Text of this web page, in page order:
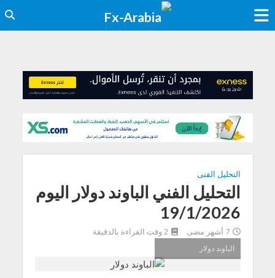
التحليل الفنى
التحليل الفني الباوند دولار اليوم
19/1/2026
7 أشهر مضى
2 وقت القراءة بالدقيقة
الباوند دولار